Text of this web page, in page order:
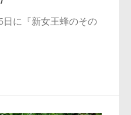
に『新女王蜂のその